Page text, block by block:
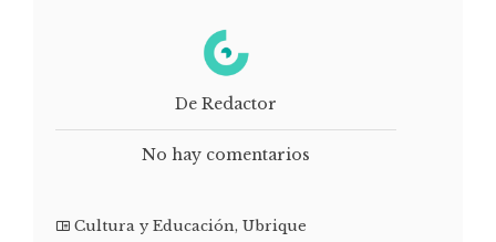
De Redactor
No hay comentarios
Cultura y Educación, Ubrique